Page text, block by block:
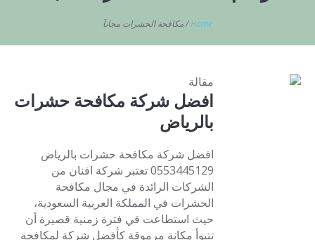
Home
/مكافحة الحشرات مجانآ
مقالة
افضل شركة مكافحة حشرات
بالرياض
افضل شركة مكافحة حشرات بالرياض
0553445129 تعتبر شركة افنان من
الشركات الرائدة في مجال مكافحة
الحشرات في المملكة العربية السعودية،
حيث استطاعت في فترة زمنية قصيرة أن
تتبوأ مكانة مرموقة كأفضل شركة لمكافحة